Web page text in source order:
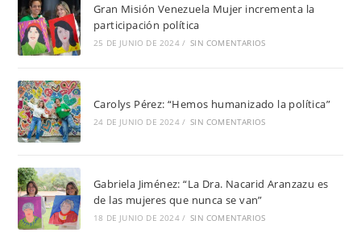
Gran Misión Venezuela Mujer incrementa la
participación política
25 DE JUNIO DE 2024 / SIN COMENTARIOS
Carolys Pérez: “Hemos humanizado la política”
24 DE JUNIO DE 2024 / SIN COMENTARIOS
Gabriela Jiménez: “La Dra. Nacarid Aranzazu es
de las mujeres que nunca se van”
18 DE JUNIO DE 2024 / SIN COMENTARIOS